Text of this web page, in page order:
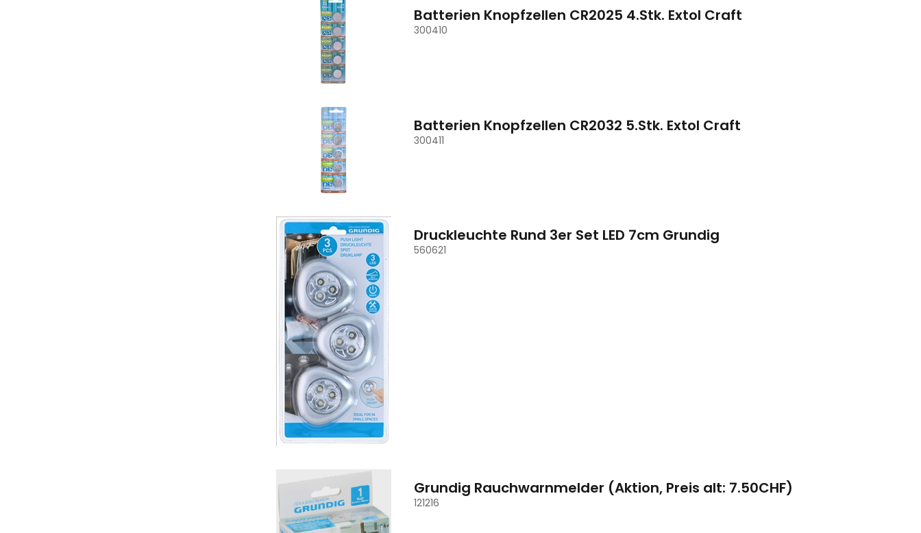
Batterien Knopfzellen CR2025 4.Stk. Extol Craft
300410
Batterien Knopfzellen CR2032 5.Stk. Extol Craft
300411
Druckleuchte Rund 3er Set LED 7cm Grundig
560621
Grundig Rauchwarnmelder (Aktion, Preis alt: 7.50CHF)
121216